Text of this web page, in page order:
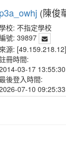
p3a_owhj (陳俊
校: 不指定學校
號: 39897
來源: [49.159.218.12]
冊時間:
03-17 13:55:30
後登入時間:
07-10 09:25:33